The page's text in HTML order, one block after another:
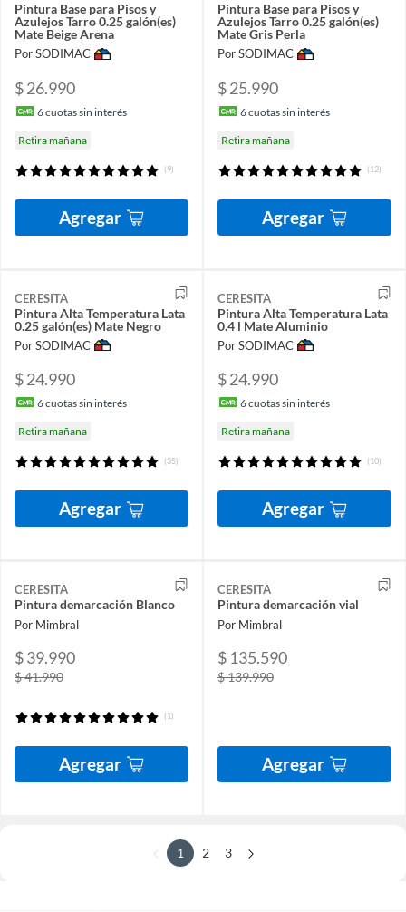
Pintura Base para Pisos y
Azulejos Tarro 0.25 galón(es)
Mate Beige Arena
Por SODIMAC
$ 26.990
6cuotas sin interés
Retira mañana
(9)
Agregar
Pintura Base para Pisos y
Azulejos Tarro 0.25 galón(es)
Mate Gris Perla
Por SODIMAC
$ 25.990
6cuotas sin interés
Retira mañana
(12)
Agregar
CERESITA
Pintura Alta Temperatura Lata
0.25 galón(es) Mate Negro
Por SODIMAC
$ 24.990
6cuotas sin interés
Retira mañana
(35)
Agregar
CERESITA
Pintura Alta Temperatura Lata
0.4 l Mate Aluminio
Por SODIMAC
$ 24.990
6cuotas sin interés
Retira mañana
(10)
Agregar
CERESITA
Pintura demarcación Blanco
Por Mimbral
$ 39.990
$ 41.990
(1)
Agregar
CERESITA
Pintura demarcación vial
Por Mimbral
$ 135.590
$ 139.990
Agregar
1 2 3